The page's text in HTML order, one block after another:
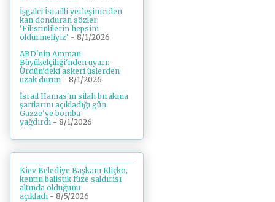
İşgalci İsrailli yerleşimciden
kan donduran sözler:
'Filistinlilerin hepsini
öldürmeliyiz' - 8/1/2026
ABD'nin Amman
Büyükelçiliği'nden uyarı:
Ürdün'deki askeri üslerden
uzak durun - 8/1/2026
İsrail Hamas'ın silah bırakma
şartlarını açıkladığı gün
Gazze'ye bomba
yağdırdı - 8/1/2026
Kiev Belediye Başkanı Kliçko,
kentin balistik füze saldırısı
altında olduğunu
açıkladı - 8/5/2026